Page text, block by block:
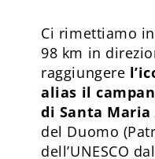
Ci rimettiamo
98 km in
raggiungere
alias il
di Santa Maria
del Duomo
dell’UNESCO